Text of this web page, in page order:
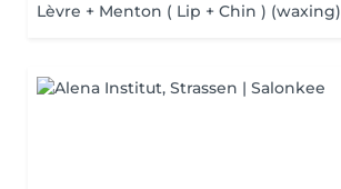
Lèvre + Menton ( Lip + Chin ) (waxing)